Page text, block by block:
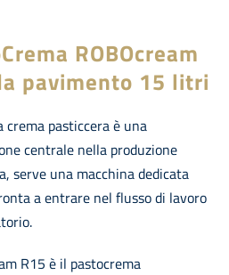
ROBOcream
pavimento 15 litri
crema pasticcera è una
centrale nella produzione
serve una macchina dedicata
a entrare nel flusso di lavoro
R15 è il pastocrema